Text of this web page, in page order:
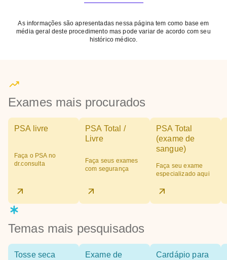
As informações são apresentadas nessa página tem como base em
média geral deste procedimento mas pode variar de acordo com seu
histórico médico.
Exames mais procurados
PSA livre
Faça o PSA no
dr.consulta
PSA Total /
Livre
Faça seus exames
com segurança
PSA Total
(exame de
sangue)
Faça seu exame
especializado aqui
Temas mais pesquisados
Tosse seca
Exame de
Cardápio para